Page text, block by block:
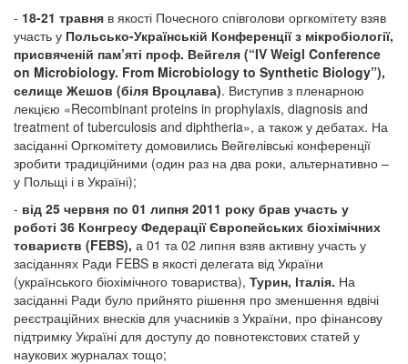
- 18-21 травня в якості Почесного співголови оргкомітету взяв
участь у Польсько-Українській Конференції з мікробіології,
присвяченій пам’яті проф. Вейгеля (“IV Weigl Conference
on Microbiology. From Microbiology to Synthetic Biology”),
селище Жешов (біля Вроцлава). Виступив з пленарною
лекцією «Recombinant proteins in prophylaxis, diagnosis and
treatment of tuberculosis and diphtheria», а також у дебатах. На
засіданні Оргкомітету домовились Вейгелівські конференції
зробити традиційними (один раз на два роки, альтернативно –
у Польщі і в Україні);
- від 25 червня по 01 липня 2011 року брав участь у
роботі 36 Конгресу Федерації Європейських біохімічних
товариств (FEBS), а 01 та 02 липня взяв активну участь у
засіданнях Ради FEBS в якості делегата від України
(українського біохімічного товариства), Турин, Італія. На
засіданні Ради було прийнято рішення про зменшення вдвічі
реєстраційних внесків для учасників з України, про фінансову
підтримку Україні для доступу до повнотекстових статей у
наукових журналах тощо;